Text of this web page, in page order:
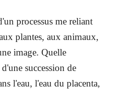
processus me reliant
plantes, aux animaux,
image. Quelle
succession de
l'eau, l'eau du placenta,